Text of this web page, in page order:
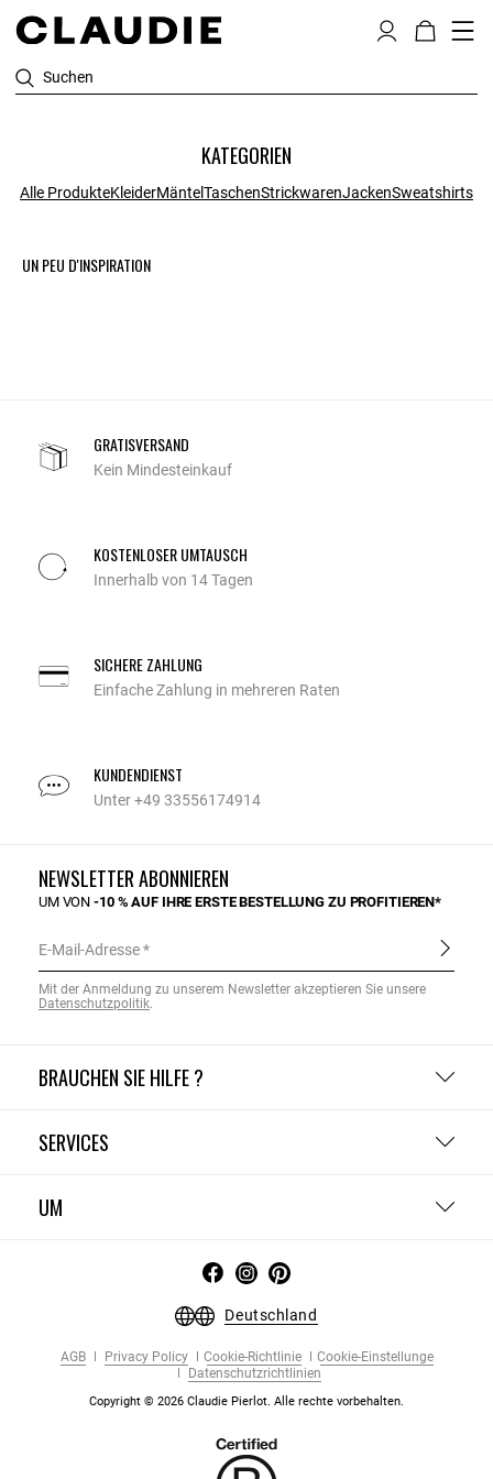
Suchen
KATEGORIEN
Alle ProdukteKleiderMäntelTaschenStrickwarenJackenSweatshirts
UN PEU D'INSPIRATION
GRATISVERSAND
Kein Mindesteinkauf
KOSTENLOSER UMTAUSCH
Innerhalb von 14 Tagen
SICHERE ZAHLUNG
Einfache Zahlung in mehreren Raten
KUNDENDIENST
Unter +49 33556174914
BRAUCHEN SIE HILFE ?
SERVICES
UM
NEWSLETTER ABONNIEREN
UM VON-10 % AUF IHRE ERSTE BESTELLUNG ZU PROFITIEREN*
E-Mail-Adresse
Mit der Anmeldung zu unserem Newsletter akzeptieren Sie unsere
Datenschutzpolitik.
Deutschland
AGB Privacy Policy Cookie-Richtlinie
Cookie-Einstellunge
Datenschutzrichtlinien
Copyright © 2026 Claudie Pierlot. Alle rechte vorbehalten.